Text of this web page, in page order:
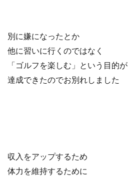
別に嫌になったとか
他に習いに行くのではなく
「ゴルフを楽しむ」という目的が
達成できたのでお別れしました
収入をアップするため
体力を維持するために